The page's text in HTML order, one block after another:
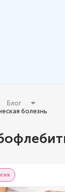
Блог
болезнь